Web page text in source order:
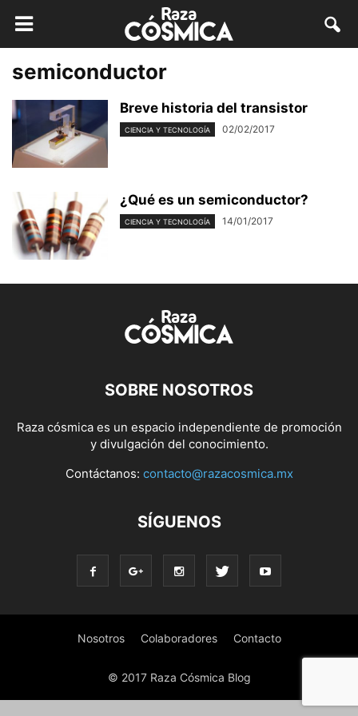
semiconductor
Breve historia del transistor
CIENCIA Y TECNOLOGÍA 02/02/2017
¿Qué es un semiconductor?
CIENCIA Y TECNOLOGÍA 14/01/2017
SOBRE NOSOTROS
Raza cósmica es un espacio independiente de promoción
y divulgación del conocimiento.
Contáctanos: contacto@razacosmica.mx
SÍGUENOS
Nosotros Colaboradores Contacto
© 2017 Raza Cósmica Blog